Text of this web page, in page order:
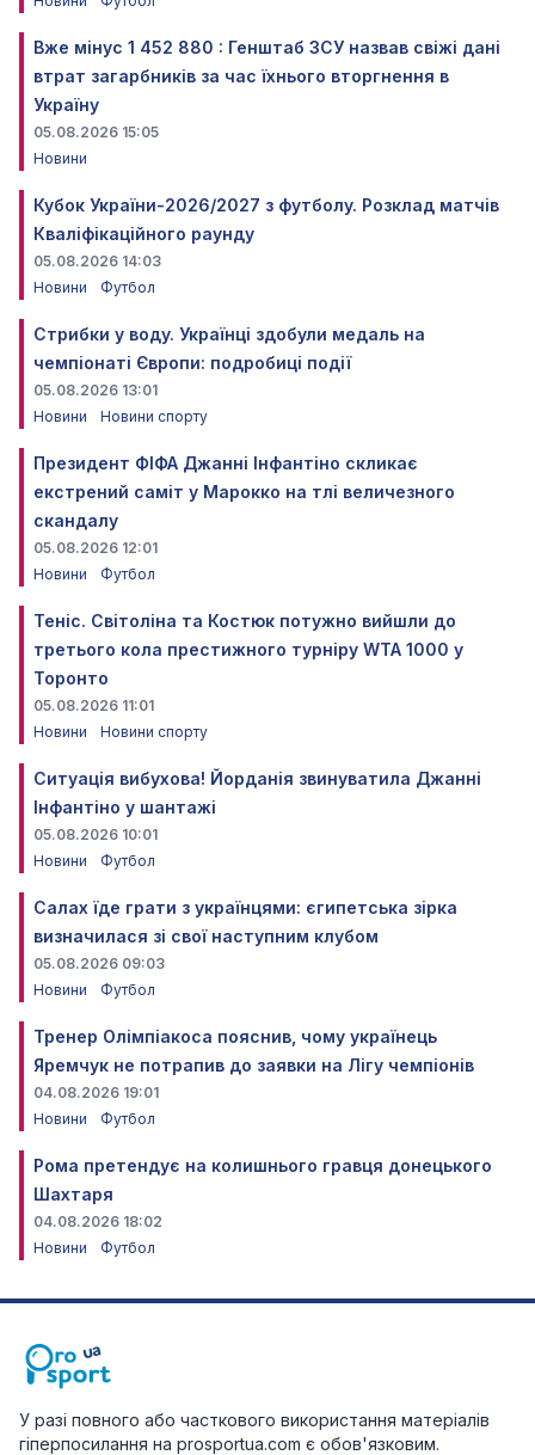
Вже мінус 1 452 880 : Генштаб ЗСУ назвав свіжі дані
втрат загарбників за час їхнього вторгнення в
Україну
05.08.2026 15:05
Новини
Кубок України-2026/2027 з футболу. Розклад матчів
Кваліфікаційного раунду
05.08.2026 14:03
Новини
Футбол
Стрибки у воду. Українці здобули медаль на
чемпіонаті Європи: подробиці події
05.08.2026 13:01
Новини
Новини спорту
Президент ФІФА Джанні Інфантіно скликає
екстрений саміт у Марокко на тлі величезного
скандалу
05.08.2026 12:01
Новини
Футбол
Теніс. Світоліна та Костюк потужно вийшли до
третього кола престижного турніру WTA 1000 у
Торонто
05.08.2026 11:01
Новини
Новини спорту
Ситуація вибухова! Йорданія звинуватила Джанні
Інфантіно у шантажі
05.08.2026 10:01
Новини
Футбол
Салах їде грати з українцями: єгипетська зірка
визначилася зі свої наступним клубом
05.08.2026 09:03
Новини
Футбол
Тренер Олімпіакоса пояснив, чому українець
Яремчук не потрапив до заявки на Лігу чемпіонів
04.08.2026 19:01
Новини
Футбол
Рома претендує на колишнього гравця донецького
Шахтаря
04.08.2026 18:02
Новини
Футбол
У разі повного або часткового використання матеріалів
гіперпосилання на prosportua.com є обов'язковим.